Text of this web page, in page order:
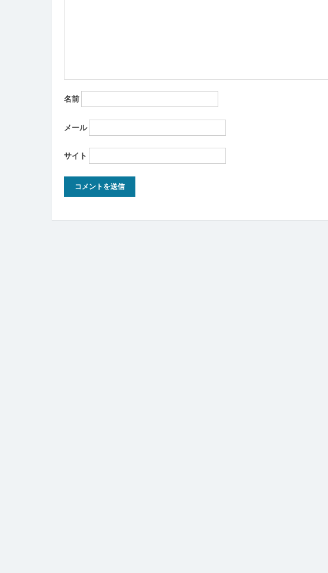
名前
メール
サイト